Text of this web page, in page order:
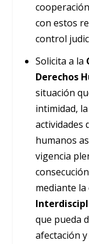
con estos
control
Solicita a la
Derechos
situación
intimidad,
actividades
humanos
vigencia
mediante
que pueda
afectación